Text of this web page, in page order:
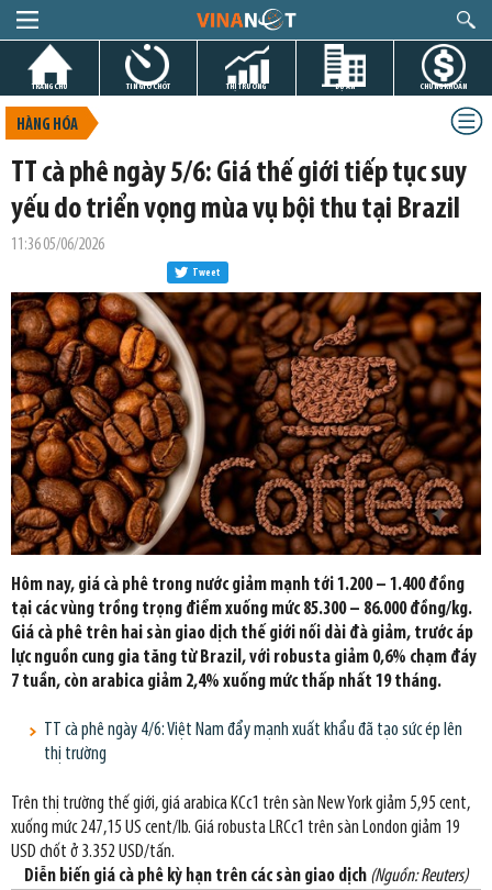
TRANG CHỦ TIN GIỜ CHÓT THỊ TRƯỜNG DỰ ÁN CHỨNG KHOÁN
HÀNG HÓA
TT cà phê ngày 5/6: Giá thế giới tiếp tục suy
yếu do triển vọng mùa vụ bội thu tại Brazil
11:36 05/06/2026
Tweet
Hôm nay, giá cà phê trong nước giảm mạnh tới 1.200 – 1.400 đồng
tại các vùng trồng trọng điểm xuống mức 85.300 – 86.000 đồng/kg.
Giá cà phê trên hai sàn giao dịch thế giới nối dài đà giảm, trước áp
lực nguồn cung gia tăng từ Brazil, với robusta giảm 0,6% chạm đáy
7 tuần, còn arabica giảm 2,4% xuống mức thấp nhất 19 tháng.
TT cà phê ngày 4/6: Việt Nam đẩy mạnh xuất khẩu đã tạo sức ép lên
thị trường
Trên thị trường thế giới, giá arabica KCc1 trên sàn New York giảm 5,95 cent,
xuống mức 247,15 US cent/lb. Giá robusta LRCc1 trên sàn London giảm 19
USD chốt ở 3.352 USD/tấn.
Diễn biến giá cà phê kỳ hạn trên các sàn giao dịch (Nguồn: Reuters)